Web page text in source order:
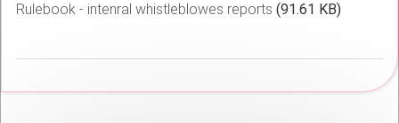
Rulebook - intenral whistleblowes reports (91.61 KB)